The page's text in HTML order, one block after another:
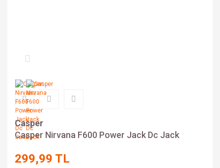
Casper
Casper Nirvana F600 Power Jack Dc Jack
299,99 TL